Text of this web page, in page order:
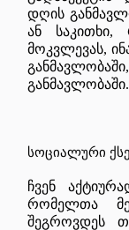
დღის
ან საკითხი,
მოკვლევას,
განმავლობაში.
სოციალური
ჩვენ
რომელთა
შეგროვდეს